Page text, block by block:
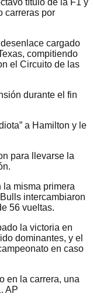
carreras por
cargado
compitiendo
el Circuito de las
durante el fin
a Hamilton y le
para llevarse la
la misma primera
intercambiaron
56 vueltas.
la victoria en
dominantes, y el
en caso
en la carrera, una
AP